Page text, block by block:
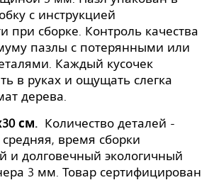
с инструкцией
при сборке. Контроль качества
пазлы с потерянными или
Каждый кусочек
в руках и ощущать слегка
дерева.
см. Количество деталей -
время сборки
и долговечный экологичный
3 мм. Товар сертифицирован